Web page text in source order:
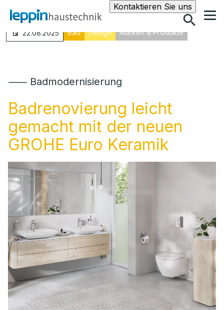
Kontaktieren Sie unsSuche
22.08.2025 Bad Design Marken & Produkte
⸺ Badmodernisierung
Badrenovierung leicht
gemacht mit der neuen
GROHE Euro Keramik